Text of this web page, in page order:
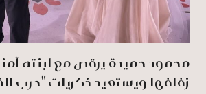
محمود حميدة يرقص مع ابنته
زفافها ويستعيد ذكريات "حرب